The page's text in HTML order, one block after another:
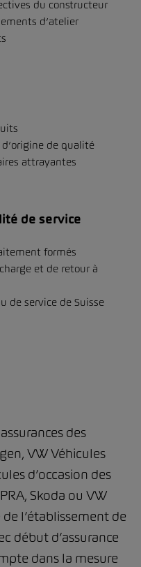
du constructeur
d’atelier
de qualité
attrayantes
de service
formés
et de retour à
de service de Suisse
des
VW Véhicules
d’occasion des
Skoda ou VW
l’établissement de
début d’assurance
dans la mesure